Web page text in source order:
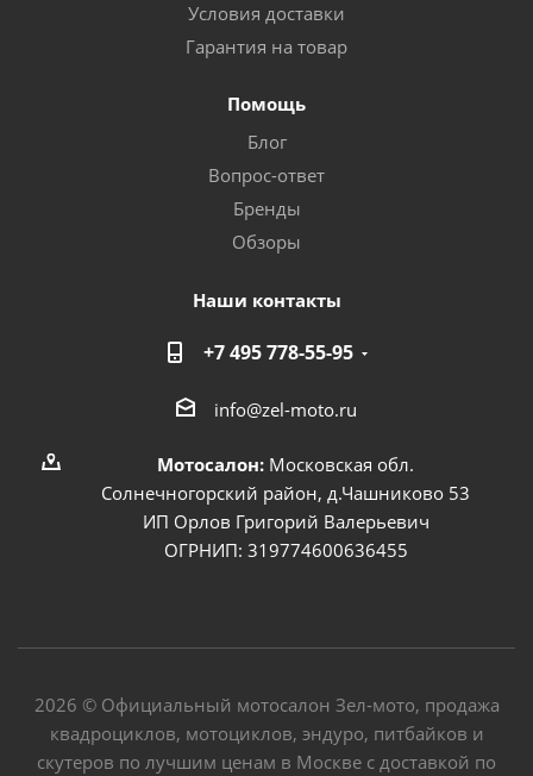
Условия доставки
Гарантия на товар
Помощь
Блог
Вопрос-ответ
Бренды
Обзоры
Наши контакты
+7 495 778-55-95
info@zel-moto.ru
Мотосалон: Московская обл.
Солнечногорский район, д.Чашниково 53
ИП Орлов Григорий Валерьевич
ОГРНИП: 319774600636455
2026 © Официальный мотосалон Зел-мото, продажа
квадроциклов, мотоциклов, эндуро, питбайков и
скутеров по лучшим ценам в Москве с доставкой по